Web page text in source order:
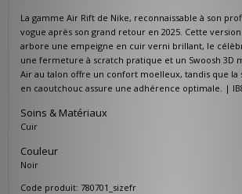
La gamme Air Rift de Nike, reconnaissable à son
vogue après son grand retour en 2025. Cette
arbore une empeigne en cuir verni brillant, le
une fermeture à scratch pratique et un Swoosh 3D
Air au talon offre un confort moelleux, tandis que
en caoutchouc assure une adhérence optimale. |
Soins & Matériaux
Cuir
Couleur
Noir
Code produit: 780701_sizefr